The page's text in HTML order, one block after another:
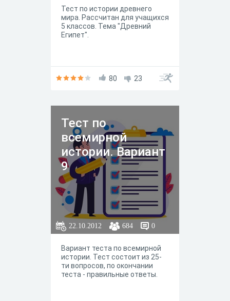
Тест по истории древнего
мира. Рассчитан для учащихся
5 классов. Тема "Древний
Египет".
80 23
Тест по
всемирной
истории. Вариант
9
22.10.2012 684 0
Вариант теста по всемирной
истории. Тест состоит из 25-
ти вопросов, по окончании
теста - правильные ответы.